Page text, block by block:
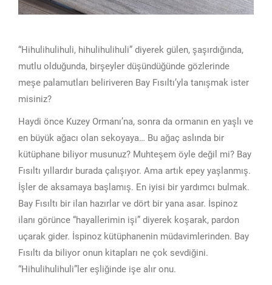
“Hihulihulihuli, hihulihulihuli” diyerek gülen, şaşırdığında,
mutlu olduğunda, birşeyler düşündüğünde gözlerinde
meşe palamutları beliriveren Bay Fısıltı’yla tanışmak ister
misiniz?
Haydi önce Kuzey Ormanı’na, sonra da ormanın en yaşlı ve
en büyük ağacı olan sekoyaya… Bu ağaç aslında bir
kütüphane biliyor musunuz? Muhteşem öyle değil mi? Bay
Fısıltı yıllardır burada çalışıyor. Ama artık epey yaşlanmış.
İşler de aksamaya başlamış. En iyisi bir yardımcı bulmak.
Bay Fısıltı bir ilan hazırlar ve dört bir yana asar. İspinoz
ilanı görünce “hayallerimin işi” diyerek koşarak, pardon
uçarak gider. İspinoz kütüphanenin müdavimlerinden. Bay
Fısıltı da biliyor onun kitapları ne çok sevdiğini.
“Hihulihulihuli”ler eşliğinde işe alır onu.